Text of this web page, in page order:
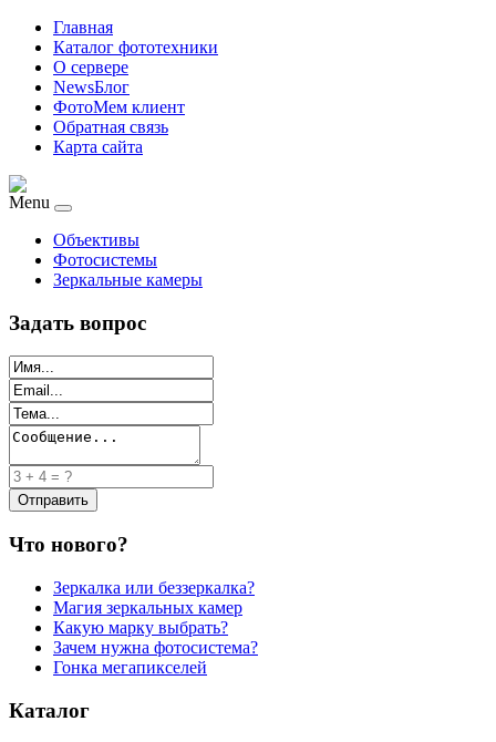
Главная
Каталог фототехники
О сервере
NewsБлог
ФотоМем клиент
Обратная связь
Карта сайта
Menu
Объективы
Фотосистемы
Зеркальные камеры
Задать вопрос
Что нового?
Зеркалка или беззеркалка?
Магия зеркальных камер
Какую марку выбрать?
Зачем нужна фотосистема?
Гонка мегапикселей
Каталог